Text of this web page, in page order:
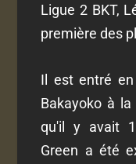
Ligue 2 BKT,
première des
Il est entré
Bakayoko à
qu'il y avait
Green a été